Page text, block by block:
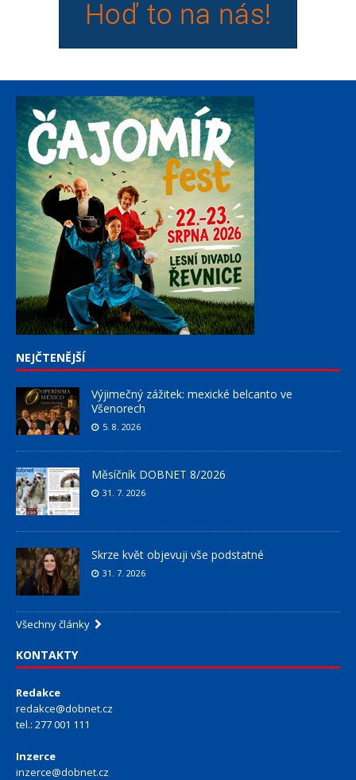
NEJČTENĚJŠÍ
Výjimečný zážitek: mexické belcanto ve
Všenorech
5. 8. 2026
Měsíčník DOBNET 8/2026
31. 7. 2026
Skrze květ objevuji vše podstatné
31. 7. 2026
Všechny články
KONTAKTY
Redakce
redakce@dobnet.cz
tel.: 277 001 111
Inzerce
inzerce@dobnet.cz